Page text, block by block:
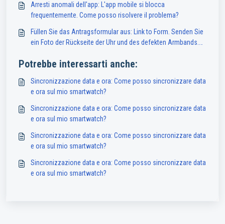
Arresti anomali dell'app: L'app mobile si blocca
frequentemente. Come posso risolvere il problema?
Füllen Sie das Antragsformular aus: Link to Form. Senden Sie
ein Foto der Rückseite der Uhr und des defekten Armbands.
in Frankreich verfügbar.
Potrebbe interessarti anche:
Sincronizzazione data e ora: Come posso sincronizzare data
e ora sul mio smartwatch?
Sincronizzazione data e ora: Come posso sincronizzare data
e ora sul mio smartwatch?
Sincronizzazione data e ora: Come posso sincronizzare data
e ora sul mio smartwatch?
Sincronizzazione data e ora: Come posso sincronizzare data
e ora sul mio smartwatch?